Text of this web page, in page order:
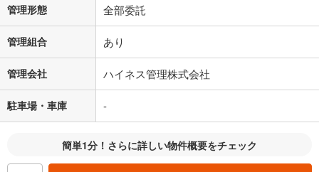
管理形態 全部委託
管理組合 あり
管理会社 ハイネス管理株式会社
駐車場・車庫 -
簡単1分！さらに詳しい物件概要をチェック